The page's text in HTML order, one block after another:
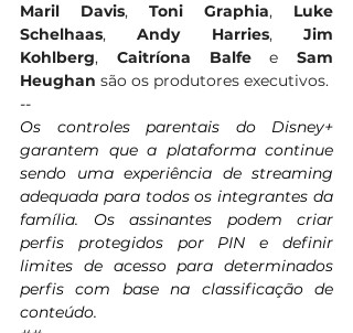
Maril Davis, Toni Graphia, Luke
Schelhaas, Andy Harries, Jim
Kohlberg, Caitríona Balfe e Sam
Heughan são os produtores executivos.
--
Os controles parentais do Disney+
garantem que a plataforma continue
sendo uma experiência de streaming
adequada para todos os integrantes da
família. Os assinantes podem criar
perfis protegidos por PIN e definir
limites de acesso para determinados
perfis com base na classificação de
conteúdo.